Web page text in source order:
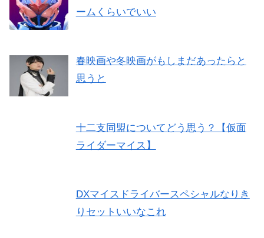
ームくらいでいい
春映画や冬映画がもしまだあったらと
思うと
十二支同盟についてどう思う？【仮面
ライダーマイス】
DXマイスドライバースペシャルなりき
りセットいいなこれ